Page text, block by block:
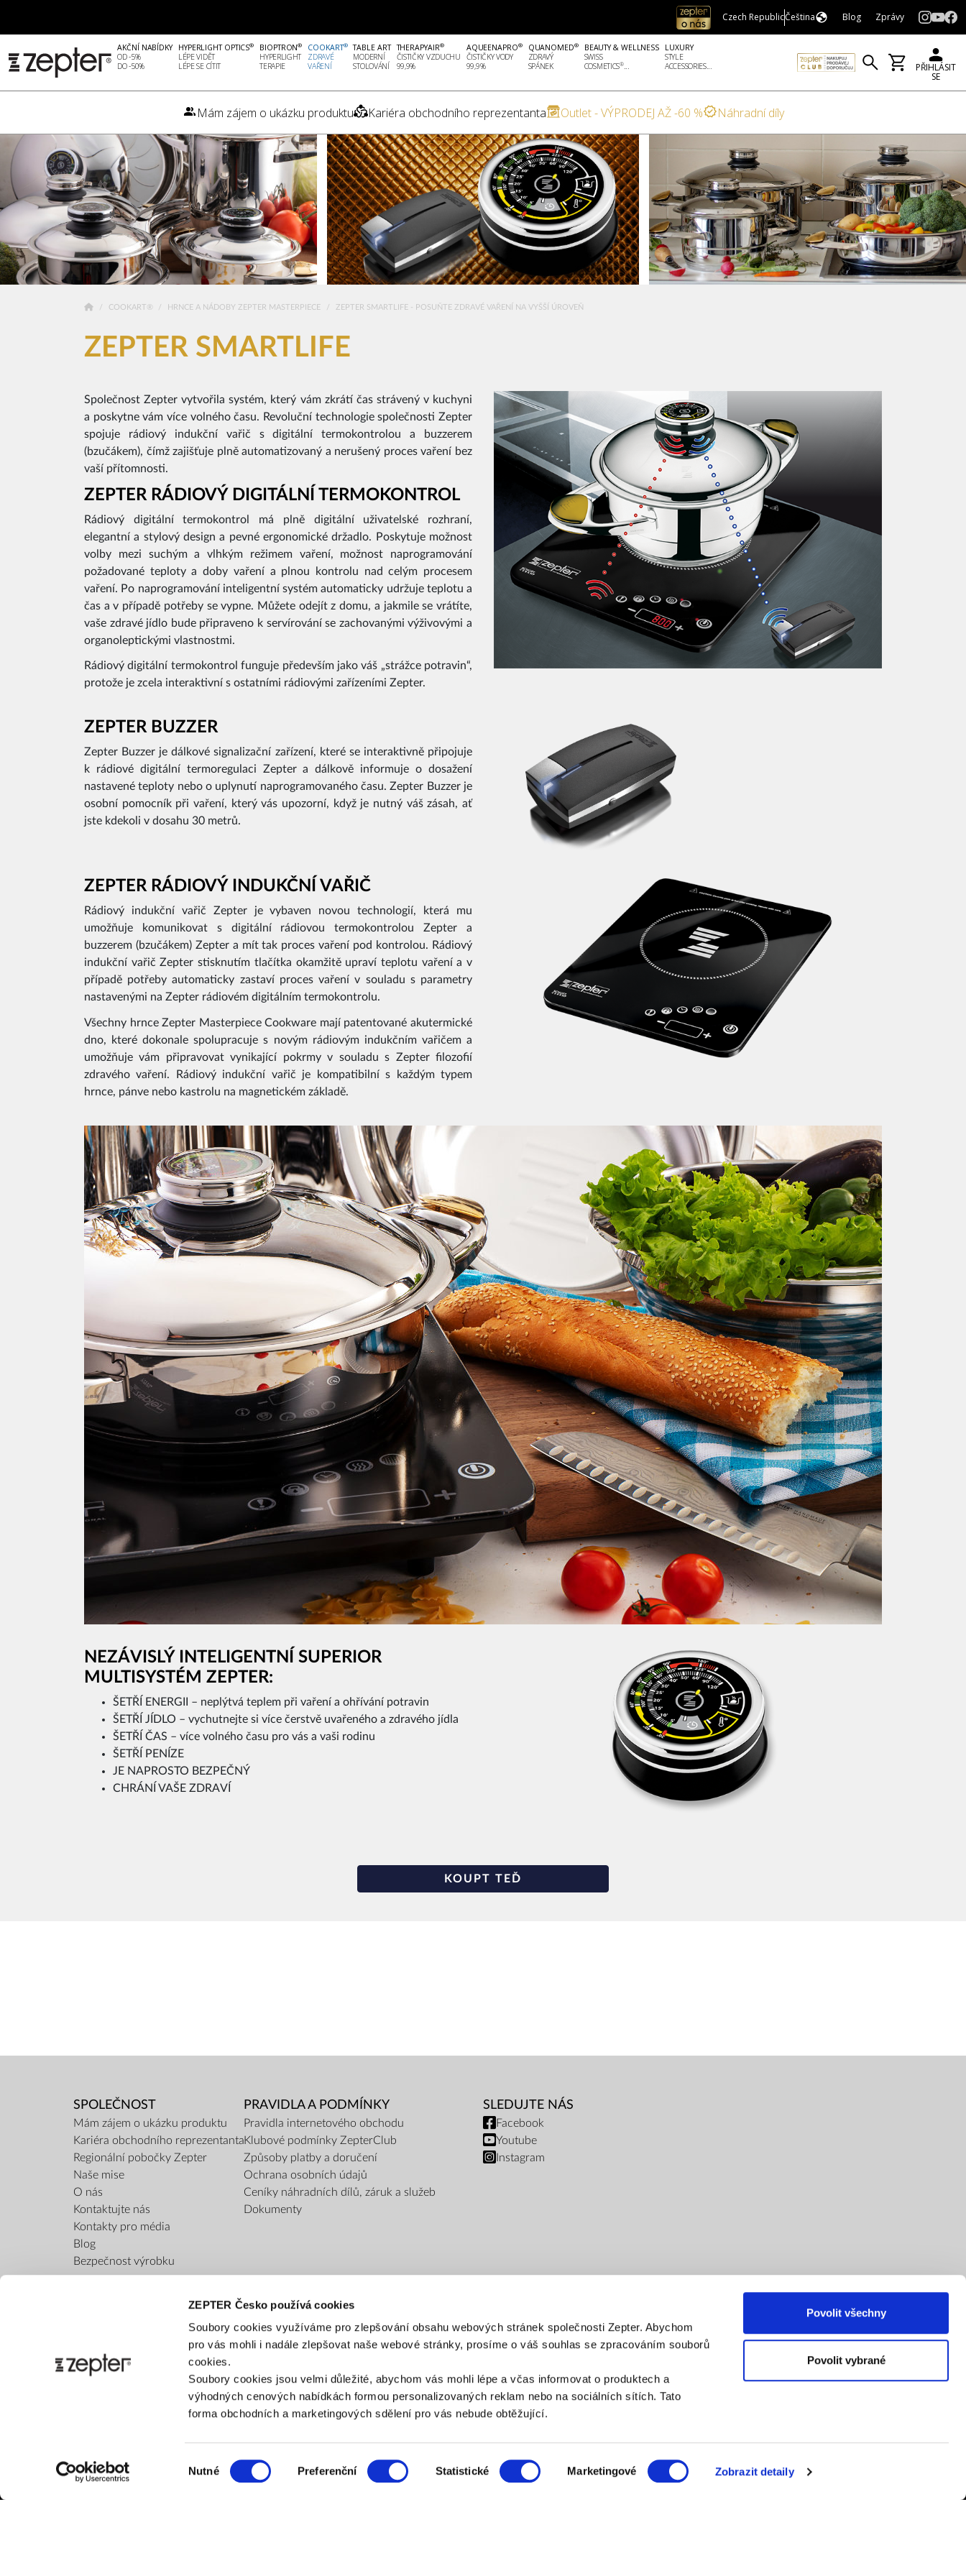
ZEPTER Česko používá cookies
Soubory cookies využíváme pro zlepšování obsahu webových stránek společnosti Zepter. Abychom
pro vás mohli i nadále zlepšovat naše webové stránky, prosíme o váš souhlas se zpracováním souborů
cookies.
Soubory cookies jsou velmi důležité, abychom vás mohli lépe a včas informovat o produktech a
výhodných cenových nabídkách formou personalizovaných reklam nebo na sociálních sítích. Tato
forma obchodních a marketingových sdělení pro vás nebude obtěžující.
souhlasu
Nutné Preferenční Statistické Marketingové Zobrazit detaily
Povolit všechny
Povolit vybrané
Czech RepublicČeština Blog Zprávy
AKČNÍ NABÍDKY
OD -5%
DO -50%
HYPERLIGHT OPTICS®
LÉPE VIDĚT
LÉPE SE CÍTIT
BIOPTRON®
HYPERLIGHT
TERAPIE
COOKART®
ZDRAVÉ
VAŘENÍ
TABLE ART
MODERNÍ
STOLOVÁNÍ
THERAPYAIR®
ČISTIČKY VZDUCHU
99,9%
AQUEENAPRO®
ČISTIČKY VODY
99,9%
QUANOMED®
ZDRAVÝ
SPÁNEK
BEAUTY & WELLNESS
SWISS
COSMETICS®...
LUXURY
STYLE
ACCESSORIES...
PŘIHLÁSIT
SE
Mám zájem o ukázku produktu Kariéra obchodního reprezentanta Outlet - VÝPRODEJ AŽ -60 % Náhradní díly
COOKART® HRNCE A NÁDOBY ZEPTER MASTERPIECE ZEPTER SMARTLIFE - POSUŇTE ZDRAVÉ VAŘENÍ NA VYŠŠÍ ÚROVEŇ
ZEPTER SMARTLIFE
Společnost Zepter vytvořila systém, který vám zkrátí čas strávený v kuchyni
a poskytne vám více volného času. Revoluční technologie společnosti Zepter
spojuje rádiový indukční vařič s digitální termokontrolou a buzzerem
(bzučákem), čímž zajišťuje plně automatizovaný a nerušený proces vaření bez
vaší přítomnosti.
ZEPTER RÁDIOVÝ DIGITÁLNÍ TERMOKONTROL
Rádiový digitální termokontrol má plně digitální uživatelské rozhraní,
elegantní a stylový design a pevné ergonomické držadlo. Poskytuje možnost
volby mezi suchým a vlhkým režimem vaření, možnost naprogramování
požadované teploty a doby vaření a plnou kontrolu nad celým procesem
vaření. Po naprogramování inteligentní systém automaticky udržuje teplotu a
čas a v případě potřeby se vypne. Můžete odejít z domu, a jakmile se vrátíte,
vaše zdravé jídlo bude připraveno k servírování se zachovanými výživovými a
organoleptickými vlastnostmi.
Rádiový digitální termokontrol funguje především jako váš „strážce potravin“,
protože je zcela interaktivní s ostatními rádiovými zařízeními Zepter.
ZEPTER BUZZER
Zepter Buzzer je dálkové signalizační zařízení, které se interaktivně připojuje
k rádiové digitální termoregulaci Zepter a dálkově informuje o dosažení
nastavené teploty nebo o uplynutí naprogramovaného času. Zepter Buzzer je
osobní pomocník při vaření, který vás upozorní, když je nutný váš zásah, ať
jste kdekoli v dosahu 30 metrů.
ZEPTER RÁDIOVÝ INDUKČNÍ VAŘIČ
Rádiový indukční vařič Zepter je vybaven novou technologií, která mu
umožňuje komunikovat s digitální rádiovou termokontrolou Zepter a
buzzerem (bzučákem) Zepter a mít tak proces vaření pod kontrolou. Rádiový
indukční vařič Zepter stisknutím tlačítka okamžitě upraví teplotu vaření a v
případě potřeby automaticky zastaví proces vaření v souladu s parametry
nastavenými na Zepter rádiovém digitálním termokontrolu.
Všechny hrnce Zepter Masterpiece Cookware mají patentované akutermické
dno, které dokonale spolupracuje s novým rádiovým indukčním vařičem a
umožňuje vám připravovat vynikající pokrmy v souladu s Zepter filozofií
zdravého vaření. Rádiový indukční vařič je kompatibilní s každým typem
hrnce, pánve nebo kastrolu na magnetickém základě.
NEZÁVISLÝ INTELIGENTNÍ SUPERIOR
MULTISYSTÉM ZEPTER:
ŠETŘÍ ENERGII – neplýtvá teplem při vaření a ohřívání potravin
ŠETŘÍ JÍDLO – vychutnejte si více čerstvě uvařeného a zdravého jídla
ŠETŘÍ ČAS – více volného času pro vás a vaši rodinu
ŠETŘÍ PENÍZE
JE NAPROSTO BEZPEČNÝ
CHRÁNÍ VAŠE ZDRAVÍ
KOUPT TEĎ
SPOLEČNOST
Mám zájem o ukázku produktu
Kariéra obchodního reprezentanta
Regionální pobočky Zepter
Naše mise
O nás
Kontaktujte nás
Kontakty pro média
Blog
Bezpečnost výrobku
PRAVIDLA A PODMÍNKY
Pravidla internetového obchodu
Klubové podmínky ZepterClub
Způsoby platby a doručení
Ochrana osobních údajů
Ceníky náhradních dílů, záruk a služeb
Dokumenty
SLEDUJTE NÁS
Facebook
Youtube
Instagram
Platba bankovním převodem Platba na dobírku